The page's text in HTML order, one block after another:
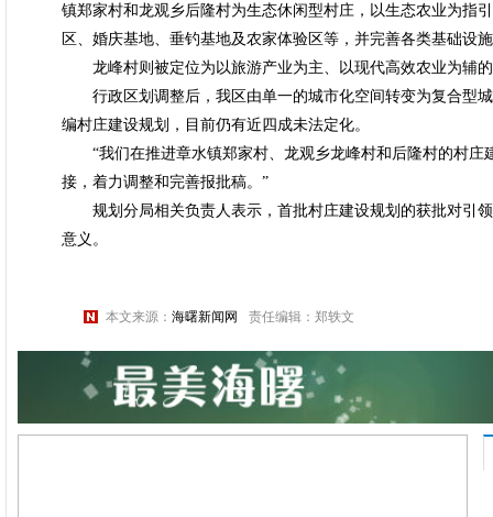
镇郑家村和龙观乡后隆村为生态休闲型村庄，以生态农业为指
区、婚庆基地、垂钓基地及农家体验区等，并完善各类基础设
龙峰村则被定位为以旅游产业为主、以现代高效农业为辅的
行政区划调整后，我区由单一的城市化空间转变为复合型
编村庄建设规划，目前仍有近四成未法定化。
“我们在推进章水镇郑家村、龙观乡龙峰村和后隆村的村庄
接，着力调整和完善报批稿。”
规划分局相关负责人表示，首批村庄建设规划的获批对引
意义。
本文来源： 海曙新闻网 责任编辑：郑轶文